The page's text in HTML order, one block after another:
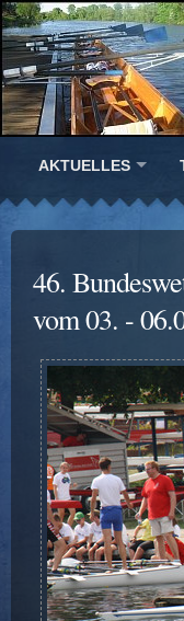
AKTUELLES
46.
vom 03. -